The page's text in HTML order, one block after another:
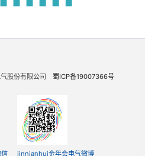
股份有限公司 蜀ICP备19007366号
jinnianhui金年会电气微博